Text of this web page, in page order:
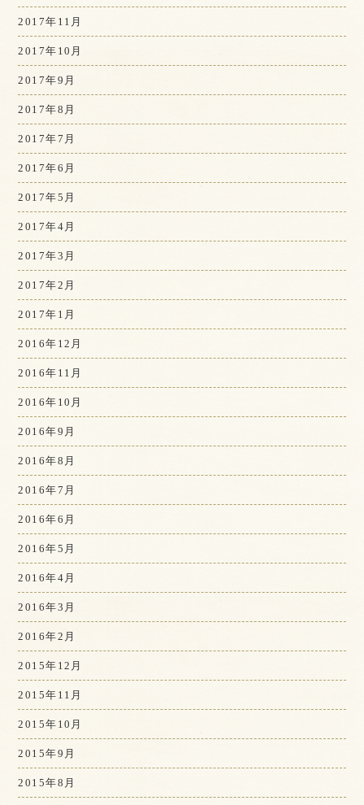
2017年11月
2017年10月
2017年9月
2017年8月
2017年7月
2017年6月
2017年5月
2017年4月
2017年3月
2017年2月
2017年1月
2016年12月
2016年11月
2016年10月
2016年9月
2016年8月
2016年7月
2016年6月
2016年5月
2016年4月
2016年3月
2016年2月
2015年12月
2015年11月
2015年10月
2015年9月
2015年8月